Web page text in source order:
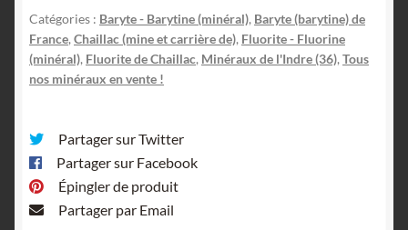
Indre.
Catégories : Baryte - Barytine (minéral), Baryte (barytine) de
France,Chaillac (mine et carrière de), Fluorite - Fluorine
(minéral), Fluorite de Chaillac, Minéraux de l'Indre (36),Tous
nos minéraux en vente !
Partager sur Twitter
Partager sur Facebook
Épingler de produit
Partager par Email